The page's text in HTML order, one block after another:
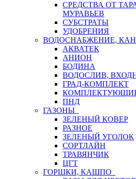
СРЕДСТВА ОТ
МУРАВЬЕВ
СУБСТРАТЫ
УДОБРЕНИЯ
ВОДОСНАБЖЕНИЕ,
АКВАТЕК
АНИОН
БОДИНА
ВОДОСЛИВ,
ГРАД-КОМПЛЕКТ
ПНД
ГАЗОНЫ
ЗЕЛЕНЫЙ КОВЕР
РАЗНОЕ
ЗЕЛЕНЫЙ УГОЛОК
СОРТЛАЙН
ТРАВЯНЧИК
ЦГТ
ГОРШКИ, КАШПО